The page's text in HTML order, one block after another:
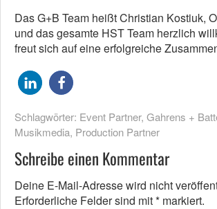
Das G+B Team heißt Christian Kostiuk,
und das gesamte HST Team herzlich
freut sich auf eine erfolgreiche
Schlagwörter: Event Partner, Gahrens +
Musikmedia, Production Partner
Schreibe einen Kommentar
Deine E-Mail-Adresse wird nicht
Erforderliche Felder sind mit* markiert.